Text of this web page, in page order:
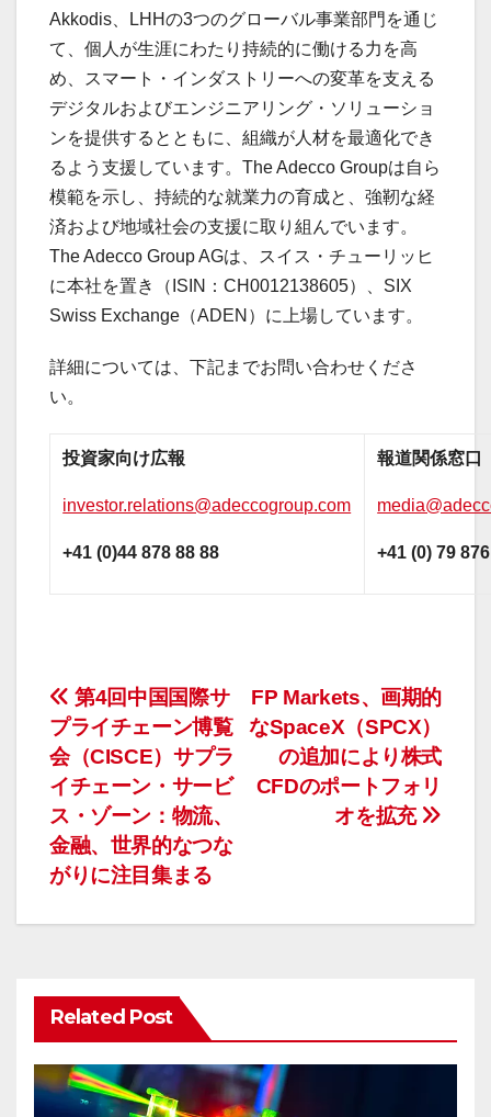
Akkodis、LHHの3つのグローバル事業部門を通じ
て、個人が生涯にわたり持続的に働ける力を高
め、スマート・インダストリーへの変革を支える
デジタルおよびエンジニアリング・ソリューショ
ンを提供するとともに、組織が人材を最適化でき
るよう支援しています。The Adecco Groupは自ら
模範を示し、持続的な就業力の育成と、強靭な経
済および地域社会の支援に取り組んでいます。
The Adecco Group AGは、スイス・チューリッヒ
に本社を置き（ISIN：CH0012138605）、SIX
Swiss Exchange（ADEN）に上場しています。
詳細については、下記までお問い合わせくださ
い。
投資家向け広報
investor.relations@adeccogroup.com
+41 (0)44 878 88 88
報道関係窓口
+41 (0) 79
投
稿
ナ
ビ
ゲ
ー
ョ
ン
FP Markets、画期的
なSpaceX（SPCX）
の追加により株式
CFDのポートフォリ
オを拡充
第4回中国国際サ
プライチェーン博覧
会（CISCE）サプラ
イチェーン・サービ
ス・ゾーン：物流、
金融、世界的なつな
がりに注目集まる
Related Post